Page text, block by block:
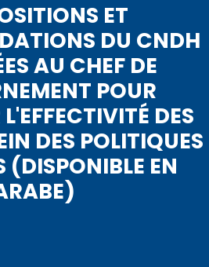
ET
DU CNDH
AU CHEF DE
POUR
DES
DES POLITIQUES
(DISPONIBLE EN